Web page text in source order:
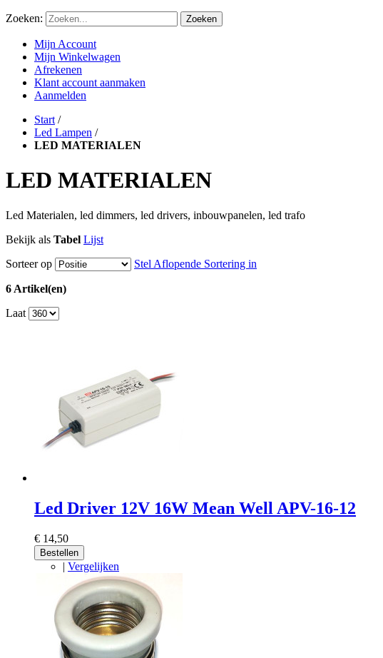
Zoeken: Zoeken
Mijn Account
Mijn Winkelwagen
Afrekenen
Klant account aanmaken
Aanmelden
Start /
Led Lampen /
LED MATERIALEN
LED MATERIALEN
Led Materialen, led dimmers, led drivers, inbouwpanelen, led trafo
Bekijk als Tabel Lijst
Sorteer op
Stel Aflopende Sortering in
6 Artikel(en)
Laat
Led Driver 12V 16W Mean Well APV-16-12
€ 14,50
Bestellen
| Vergelijken